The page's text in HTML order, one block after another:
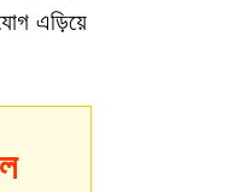
এড়িয়ে